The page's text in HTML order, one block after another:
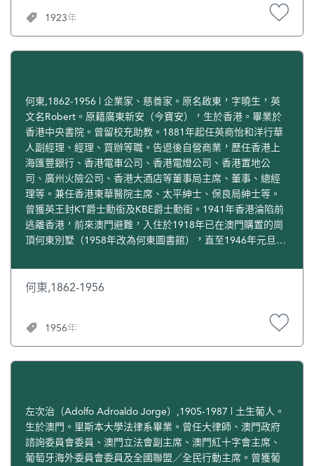
示祝賀，並建議澳葡當局升旗誌慶。以後和孫中山書信往
來。1912年5月，孫中山返澳門時與飛南第晤面。1921年5月
孫中山就任非常大總統，曾擬聘飛南第為顧問，他以年事已
高婉辭。飛南第逝世後，葬於澳門聖美基墓園。
1923年
何東,1862-1956 | 企業家、慈善家。原名啟東，字曉生，英
文名Robert。原籍廣東新安（今寶安），生於香港。畢業於
香港中央書院。曾留校充助教。1881年起任英商怡和洋行華
人副經理、經理、買辦等職。告退後自營商業，歷任香港上
海匯豐銀行、香港電車公司、香港電燈公司、香港置地公
司、廣州火險公司、香港大酒店等董事局主席、董事、總經
理等。兼任香港東華醫院主席、太平紳士、保良局紳士等。
曾獲英王封KT爵士勳銜及KBE爵士勳銜。1941年香港淪陷前
逃離香港，前來澳門避難，入住於1918年已在澳門購置的崗
頂何東別墅（1958年改為何東圖書館），直至1946年元旦，
香港逝世。生前捐出澳門的房產給澳門政府，現設為何東中
葡小學、何東中葡幼稚園、何東圖書館等作為紀念。
何東,1862-1956
1956年
左次治（Adolfo Adroaldo Jorge）,1905-1987 | 土生葡人。
生於澳門。里斯本大學法律系畢業。曾任大律師、澳門政府
諮詢委員會委員、澳門立法會副主席、澳門紅十字會主席、
葡萄牙海外委員會委員及全國聯盟／全民行動主席。曾獲葡